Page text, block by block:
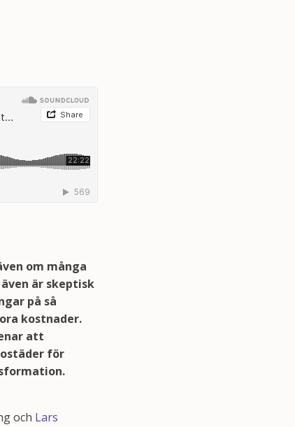
om många
är skeptisk
på så
kostnader.
att
för
och Lars